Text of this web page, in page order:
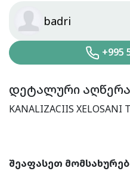
badri
+995
დეტალური აღწერა
KANALIZACIIS XELOSANI
შეაფასეთ